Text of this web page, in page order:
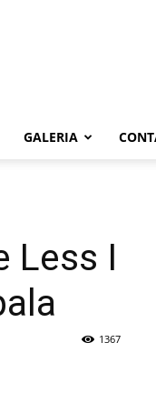
GALERIA
Less I
1367